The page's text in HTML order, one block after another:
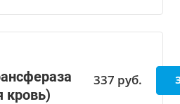
кровь)
337 руб.